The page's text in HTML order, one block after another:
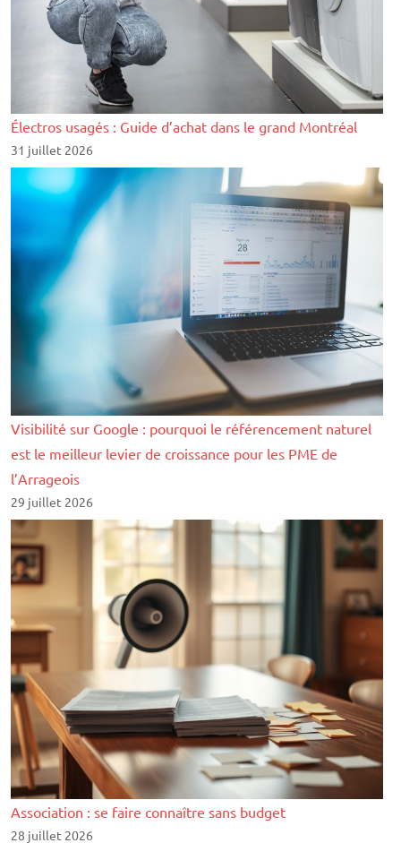
Électros usagés : Guide d’achat dans le grand Montréal
31 juillet 2026
Visibilité sur Google : pourquoi le référencement naturel
est le meilleur levier de croissance pour les PME de
l’Arrageois
29 juillet 2026
Association : se faire connaître sans budget
28 juillet 2026